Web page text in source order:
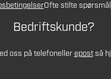
Ofte stilte spørsmål
Bedriftskunde?
oss på telefonellerepostså